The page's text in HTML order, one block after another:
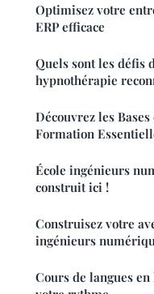
Optimisez votre
ERP efficace
Quels sont les défis
hypnothérapie
Découvrez les
Formation
École ingénieurs
construit ici !
Construisez votre
ingénieurs
Cours de langues